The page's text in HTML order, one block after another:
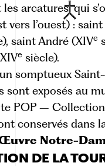
les arcaturesqui
vers l’ouest) :
saint André (XIVe
e siècle).
somptueux
sont exposés au
POP –
conservés dans
Notre-
DE LA